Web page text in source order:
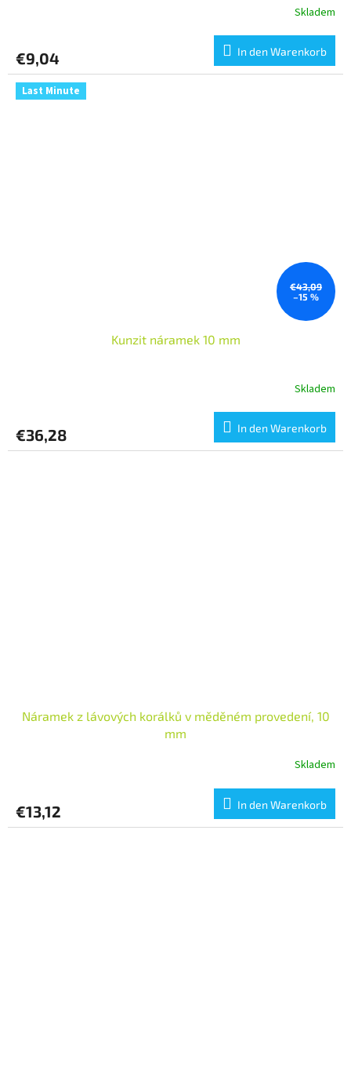
Skladem
€9,04 In den Warenkorb
Last Minute
€43,09
–15 %
Kunzit náramek 10 mm
Skladem
€36,28 In den Warenkorb
Náramek z lávových korálků v měděném provedení, 10
mm
Skladem
€13,12 In den Warenkorb